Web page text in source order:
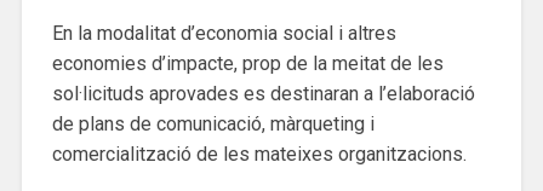
En la modalitat d’economia social i altres
economies d’impacte, prop de la meitat de les
sol·licituds aprovades es destinaran a l’elaboració
de plans de comunicació, màrqueting i
comercialització de les mateixes organitzacions.